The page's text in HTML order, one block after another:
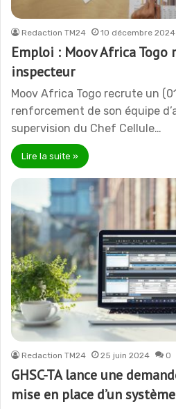
Redaction TM24 10 décembre 2024
Emploi : Moov Africa Togo
inspecteur
Moov Africa Togo recrute un
renforcement de son équipe
supervision du Chef Cellule…
Lire la suite »
Redaction TM24 25 juin 2024 0
GHSC-TA lance une
mise en place d’un